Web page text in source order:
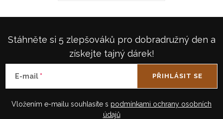
Stáhněte si 5 zlepšováků pro dobradružný den a
získejte tajný dárek!
E-mail
Vložením e-mailu souhlasíte s podmínkami ochrany osobních
údajů
PŘIHLÁSIT SE